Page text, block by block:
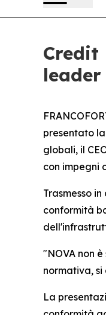
Credit
presentato
globali, il
con impegni
Trasmesso
conformità
"NOVA non
normativa,
La